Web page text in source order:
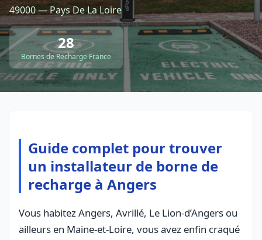
49000 — Pays De La Loire
28
Bornes de Recharge France
Guide complet pour trouver
un installateur de borne de
recharge à Angers
Vous habitez Angers, Avrillé, Le Lion-d’Angers ou
ailleurs en Maine-et-Loire, vous avez enfin craqué